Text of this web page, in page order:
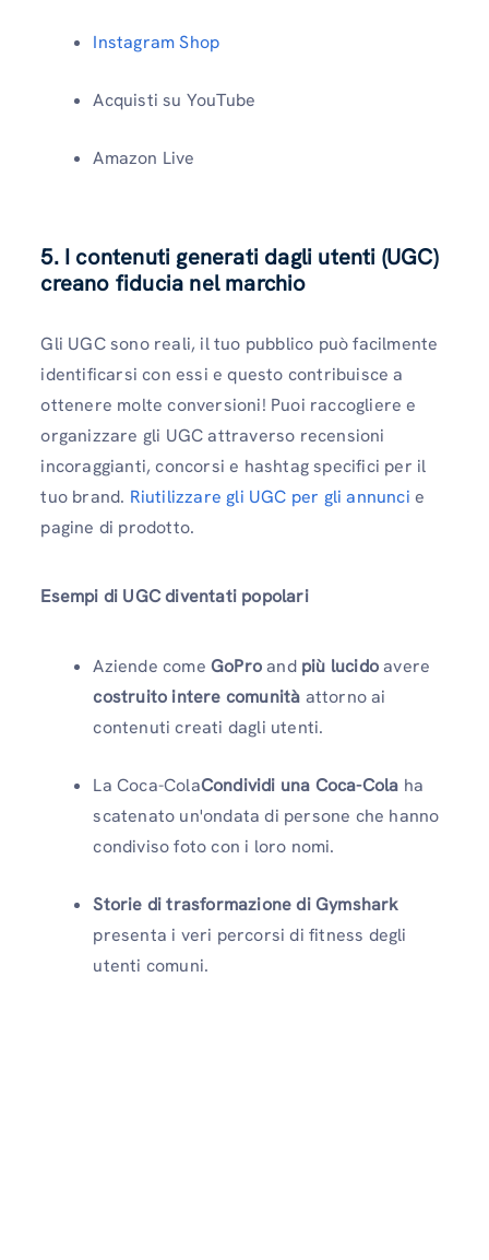
Instagram Shop
Acquisti su YouTube
Amazon Live
5. I contenuti generati dagli utenti (UGC)
creano fiducia nel marchio
Gli UGC sono reali, il tuo pubblico può facilmente
identificarsi con essi e questo contribuisce a
ottenere molte conversioni! Puoi raccogliere e
organizzare gli UGC attraverso recensioni
incoraggianti, concorsi e hashtag specifici per il
tuo brand. Riutilizzare gli UGC per gli annunci e
pagine di prodotto.
Esempi di UGC diventati popolari
Aziende come GoProand più lucidoavere
costruito intere comunità attorno ai
contenuti creati dagli utenti.
La Coca-ColaCondividi una Coca-Cola ha
scatenato un'ondata di persone che hanno
condiviso foto con i loro nomi.
Storie di trasformazione di Gymshark
presenta i veri percorsi di fitness degli
utenti comuni.